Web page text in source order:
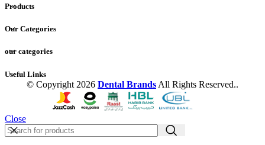
Products
Our Categories
our categories
Useful Links
© Copyright 2026 Dental Brands All Rights Reserved..
Close